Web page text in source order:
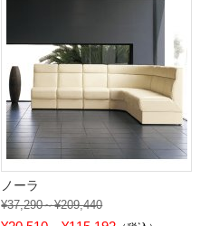
ノーラ
¥37,290～¥209,440